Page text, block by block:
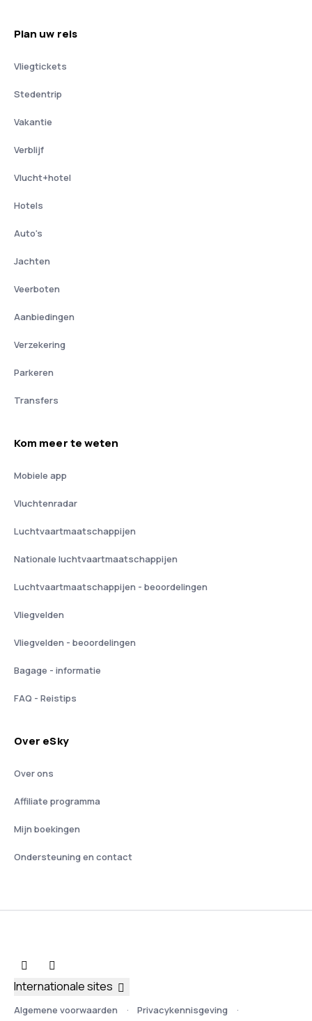
Plan uw reis
Vliegtickets
Stedentrip
Vakantie
Verblijf
Vlucht+hotel
Hotels
Auto's
Jachten
Veerboten
Aanbiedingen
Verzekering
Parkeren
Transfers
Kom meer te weten
Mobiele app
Vluchtenradar
Luchtvaartmaatschappijen
Nationale luchtvaartmaatschappijen
Luchtvaartmaatschappijen - beoordelingen
Vliegvelden
Vliegvelden - beoordelingen
Bagage - informatie
FAQ - Reistips
Over eSky
Over ons
Affiliate programma
Mijn boekingen
Ondersteuning en contact
Algemene voorwaarden Privacykennisgeving
Internationale sites